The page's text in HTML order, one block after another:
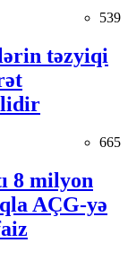
539
təzyiqi
665
8 milyon
AÇG-yə